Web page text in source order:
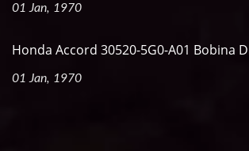
01 Jan, 1970
Honda Accord 30520-5G0-A01 Bobina
01 Jan, 1970